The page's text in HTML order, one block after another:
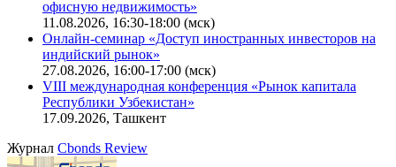
Ближайшие конференцииCbonds Congress
Онлайн-семинар «Новый стандарт инвестиций в
офисную недвижимость»
11.08.2026, 16:30-18:00 (мск)
Онлайн-семинар «Доступ иностранных инвесторов на
индийский рынок»
VIII международная конференция «Рынок капитала
Республики Узбекистан»